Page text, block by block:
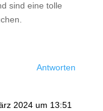
sind eine tolle
Antworten
2024 um 13:51